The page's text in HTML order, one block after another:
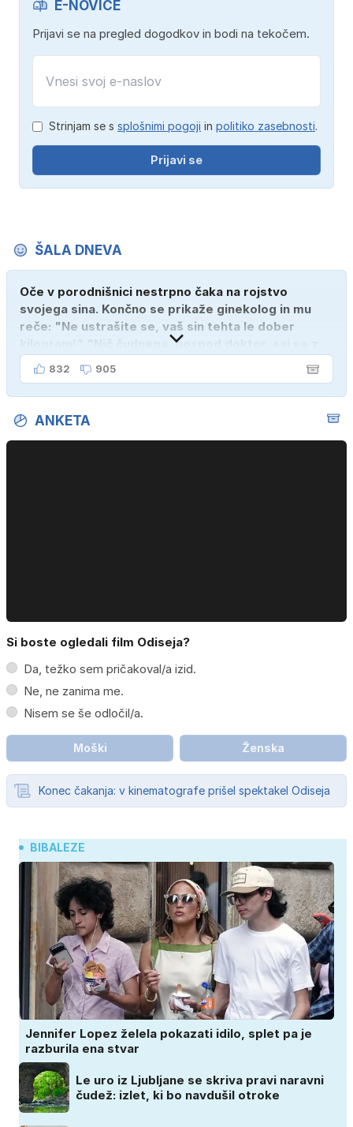
E-NOVICE
Prijavi se na pregled dogodkov in bodi na tekočem.
Strinjam se s splošnimi pogoji in politiko zasebnosti.
Prijavi se
ŠALA DNEVA
Oče v porodnišnici nestrpno čaka na rojstvo
svojega sina. Končno se prikaže ginekolog in mu
reče: "Ne ustrašite se, vaš sin tehta le dober
kilogram!" "Nič čudnega, gospod doktor, saj se z
ženo poznava šele tri mesece."
832 905
ANKETA
Si boste ogledali film Odiseja?
Da, težko sem pričakoval/a izid.
Ne, ne zanima me.
Nisem se še odločil/a.
Moški Ženska
Konec čakanja: v kinematografe prišel spektakel Odiseja
BIBALEZE
Jennifer Lopez želela pokazati idilo, splet pa je
razburila ena stvar
Le uro iz Ljubljane se skriva pravi naravni
čudež: izlet, ki bo navdušil otroke